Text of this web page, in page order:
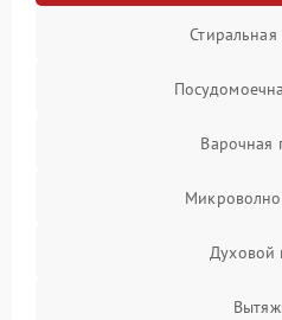
Варочная
Духовой